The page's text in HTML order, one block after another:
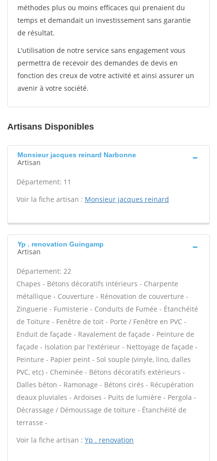
méthodes plus ou moins efficaces qui prenaient du
temps et demandait un investissement sans garantie
de résultat.
L'utilisation de notre service sans engagement vous
permettra de recevoir des demandes de devis en
fonction des creux de votre activité et ainsi assurer un
avenir à votre société.
Artisans Disponibles
Monsieur jacques reinard Narbonne
Artisan
Département: 11
Voir la fiche artisan : Monsieur jacques reinard
Yp . renovation Guingamp
Artisan
Département: 22
Chapes - Bétons décoratifs intérieurs - Charpente
métallique - Couverture - Rénovation de couverture -
Zinguerie - Fumisterie - Conduits de Fumée - Étanchéité
de Toiture - Fenêtre de toit - Porte / Fenêtre en PVC -
Enduit de façade - Ravalement de façade - Peinture de
façade - Isolation par l'extérieur - Nettoyage de façade -
Peinture - Papier peint - Sol souple (vinyle, lino, dalles
PVC, etc) - Cheminée - Bétons décoratifs extérieurs -
Dalles béton - Ramonage - Bétons cirés - Récupération
deaux pluviales - Ardoises - Puits de lumière - Pergola -
Décrassage / Démoussage de toiture - Étanchéité de
terrasse -
Voir la fiche artisan : Yp . renovation